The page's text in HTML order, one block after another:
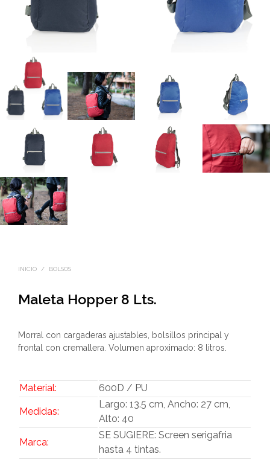
INICIO / BOLSOS
Maleta Hopper 8 Lts.
Morral con cargaderas ajustables, bolsillos principal y
frontal con cremallera. Volumen aproximado: 8 litros.
Material: 600D / PU
Medidas:
Largo: 13.5 cm, Ancho: 27 cm,
Alto: 40
Marca:
SE SUGIERE: Screen serigafria
hasta 4 tintas.